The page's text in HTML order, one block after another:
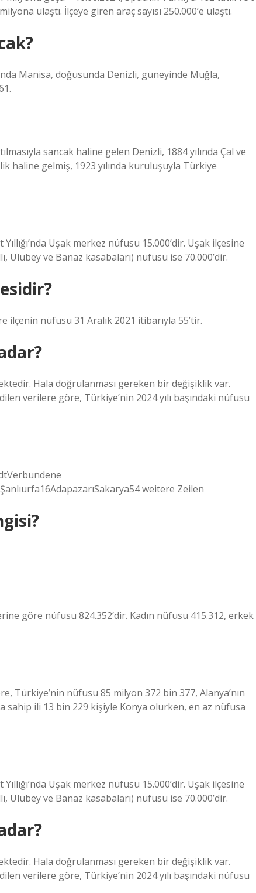
ulaştı. İlçeye giren araç sayısı 250.000’e ulaştı.
Manisa, doğusunda Denizli, güneyinde Muğla,
sancak haline gelen Denizli, 1884 yılında Çal ve
haline gelmiş, 1923 yılında kuruluşuyla Türkiye
Uşak merkez nüfusu 15.000’dir. Uşak ilçesine
Ulubey ve Banaz kasabaları) nüfusu ise 70.000’dir.
nüfusu 31 Aralık 2021 itibarıyla 55’tir.
Hala doğrulanması gereken bir değişiklik var.
verilere göre, Türkiye’nin 2024 yılı başındaki nüfusu
weitere Zeilen
göre nüfusu 824.352’dir. Kadın nüfusu 415.312, erkek
Türkiye’nin nüfusu 85 milyon 372 bin 377, Alanya’nın
sahip ili 13 bin 229 kişiyle Konya olurken, en az nüfusa
Uşak merkez nüfusu 15.000’dir. Uşak ilçesine
Ulubey ve Banaz kasabaları) nüfusu ise 70.000’dir.
Hala doğrulanması gereken bir değişiklik var.
verilere göre, Türkiye’nin 2024 yılı başındaki nüfusu